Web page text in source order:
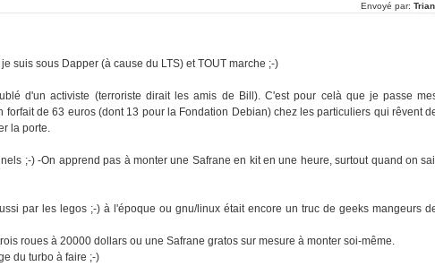
Envoyé par:
suis sous Dapper (à cause du LTS) et TOUT marche ;-)
d'un activiste (terroriste dirait les amis de Bill). C'est pour celà que je passe
de 63 euros (dont 13 pour la Fondation Debian) chez les particuliers qui rêvent
la porte.
;-) -On apprend pas à monter une Safrane en kit en une heure, surtout quand on
par les legos ;-) à l'époque ou gnu/linux était encore un truc de geeks mangeurs
roues à 20000 dollars ou une Safrane gratos sur mesure à monter soi-même.
du turbo à faire ;-)